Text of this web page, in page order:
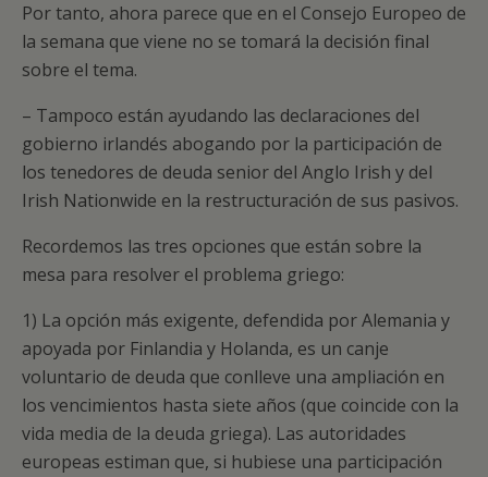
Por tanto, ahora parece que en el Consejo Europeo de
la semana que viene no se tomará la decisión final
sobre el tema.
– Tampoco están ayudando las declaraciones del
gobierno irlandés abogando por la participación de
los tenedores de deuda senior del Anglo Irish y del
Irish Nationwide en la restructuración de sus pasivos.
Recordemos las tres opciones que están sobre la
mesa para resolver el problema griego:
1) La opción más exigente, defendida por Alemania y
apoyada por Finlandia y Holanda, es un canje
voluntario de deuda que conlleve una ampliación en
los vencimientos hasta siete años (que coincide con la
vida media de la deuda griega). Las autoridades
europeas estiman que, si hubiese una participación